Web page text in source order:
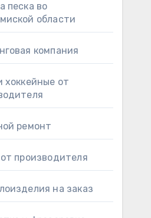
песка во
области
компания
хоккейные от
ремонт
производителя
на заказ